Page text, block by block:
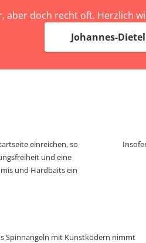
aber doch recht oft. Herzlich
Johannes-Dietel
einreichen, so
und eine
und Hardbaits ein
Spinnangeln mit Kunstködern nimmt